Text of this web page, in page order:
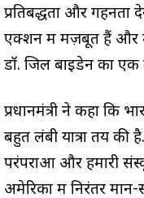
प्रतिबद्धता और
एक्शन में मज़बूत हैं और
डॉ. जिल बाइडेन का एक
प्रधानमंत्री ने कहा कि
बहुत लंबी यात्रा तय की
परंपराओं और हमारी
अमेरिका में निरंतर